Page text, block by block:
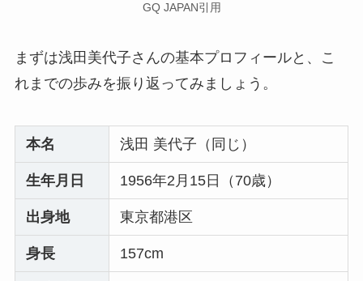
GQ JAPAN引用
まずは浅田美代子さんの基本プロフィールと、こ
れまでの歩みを振り返ってみましょう。
本名 浅田 美代子（同じ）
生年月日 1956年2月15日（70歳）
出身地 東京都港区
身長 157cm